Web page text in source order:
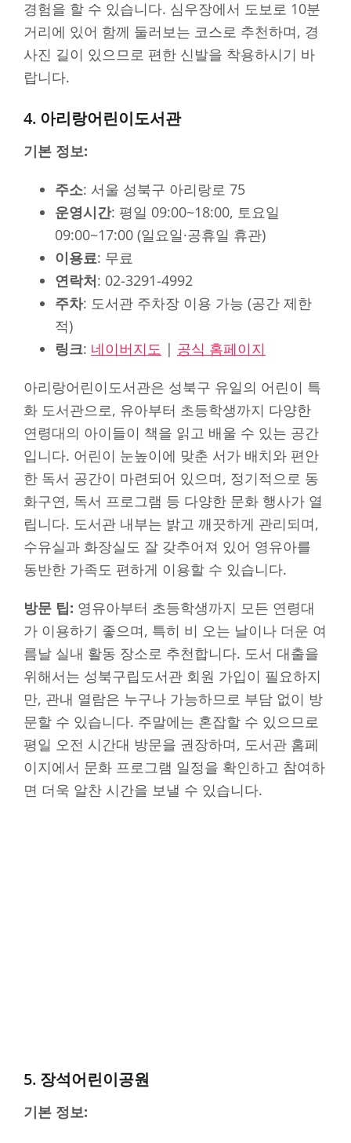
경험을 할 수 있습니다. 심우장에서 도보로 10분
거리에 있어 함께 둘러보는 코스로 추천하며, 경
사진 길이 있으므로 편한 신발을 착용하시기 바
랍니다.
4. 아리랑어린이도서관
기본 정보:
주소: 서울 성북구 아리랑로 75
운영시간: 평일 09:00~18:00, 토요일
09:00~17:00 (일요일·공휴일 휴관)
이용료: 무료
연락처: 02-3291-4992
주차: 도서관 주차장 이용 가능 (공간 제한
적)
링크: 네이버지도 | 공식 홈페이지
아리랑어린이도서관은 성북구 유일의 어린이 특
화 도서관으로, 유아부터 초등학생까지 다양한
연령대의 아이들이 책을 읽고 배울 수 있는 공간
입니다. 어린이 눈높이에 맞춘 서가 배치와 편안
한 독서 공간이 마련되어 있으며, 정기적으로 동
화구연, 독서 프로그램 등 다양한 문화 행사가 열
립니다. 도서관 내부는 밝고 깨끗하게 관리되며,
수유실과 화장실도 잘 갖추어져 있어 영유아를
동반한 가족도 편하게 이용할 수 있습니다.
방문 팁: 영유아부터 초등학생까지 모든 연령대
가 이용하기 좋으며, 특히 비 오는 날이나 더운 여
름날 실내 활동 장소로 추천합니다. 도서 대출을
위해서는 성북구립도서관 회원 가입이 필요하지
만, 관내 열람은 누구나 가능하므로 부담 없이 방
문할 수 있습니다. 주말에는 혼잡할 수 있으므로
평일 오전 시간대 방문을 권장하며, 도서관 홈페
이지에서 문화 프로그램 일정을 확인하고 참여하
면 더욱 알찬 시간을 보낼 수 있습니다.
5. 장석어린이공원
기본 정보: